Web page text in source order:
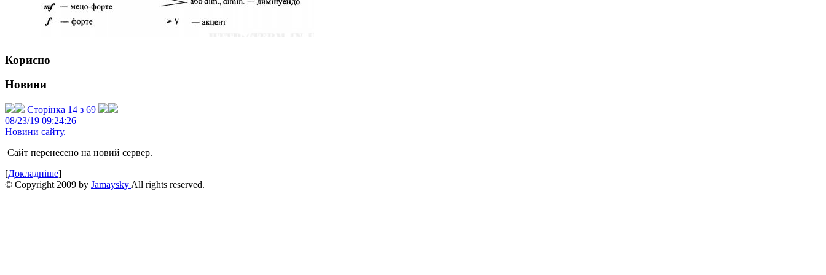
Корисно
Новини
Сторінка 14 з 69
08/23/19 09:24:26
Новини сайту.
Сайт перенесено на новий сервер.
[Докладніше]
© Copyright 2009 by Jamaysky All rights reserved.